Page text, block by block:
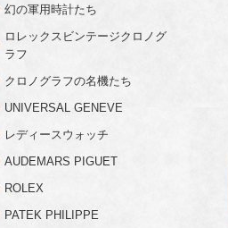
幻の軍用時計たち
ロレックスビンテージクロノグ
ラフ
クロノグラフの名機たち
UNIVERSAL GENEVE
レディースウォッチ
AUDEMARS PIGUET
ROLEX
PATEK PHILIPPE